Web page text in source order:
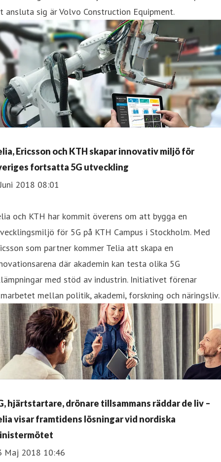
ansluta sig är Volvo Construction Equipment.
Ericsson och KTH skapar innovativ miljö för
fortsatta 5G utveckling
2018 08:01
och KTH har kommit överens om att bygga en
för 5G på KTH Campus i Stockholm. Med
som partner kommer Telia att skapa en
där akademin kan testa olika 5G
med stöd av industrin. Initiativet förenar
mellan politik, akademi, forskning och näringsliv.
hjärtstartare, drönare tillsammans räddar de liv –
visar framtidens lösningar vid nordiska
Maj 2018 10:46